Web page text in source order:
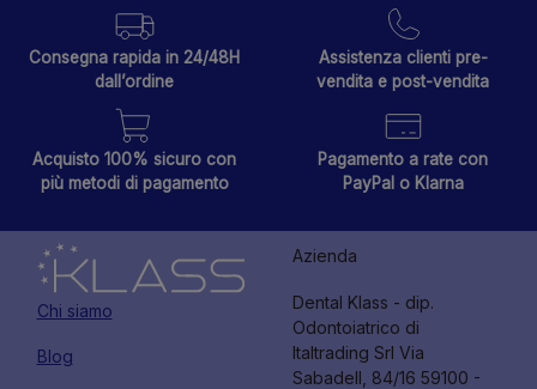
Consegna rapida in 24/48H
dall’ordine
Assistenza clienti pre-
vendita e post-vendita
Acquisto 100% sicuro con
più metodi di pagamento
Pagamento a rate con
PayPal o Klarna
Chi siamo
Blog
Azienda
Dental Klass - dip.
Odontoiatrico di
Italtrading Srl Via
Sabadell, 84/16 59100 -